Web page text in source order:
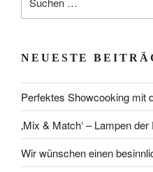
nach:
NEUESTE
Perfektes Showcooking mit
‚Mix & Match‘ – Lampen
Wir wünschen einen